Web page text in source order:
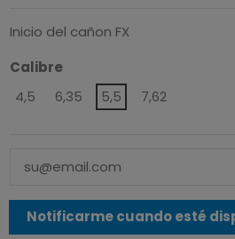
Inicio del cañon FX
Calibre
4,5
6,35 5,5 7,62